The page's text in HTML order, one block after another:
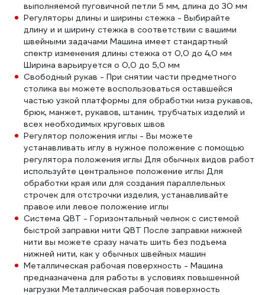
выполняемой пуговичной петли 5 мм, длина до 30 мм
Регуляторы длины и ширины стежка - Выбирайте
длину и и ширину стежка в соответствии с вашими
швейными задачами Машина имеет стандартный
спектр изменения длины стежка от 0,0 до 4,0 мм
Ширина варьируется о 0,0 до 5,0 мм
Свободный рукав - При снятии части предметного
столика вы можете воспользоваться оставшейся
частью узкой платформы для обработки низа рукавов,
брюк, манжет, рукавов, штанин, трубчатых изделий и
всех необходимых круговых швов
Регулятор положения иглы - Вы можете
устанавливать иглу в нужное положение с помощью
регулятора положения иглы Для обычных видов работ
используйте центральное положение иглы Для
обработки края или для создания параллельных
строчек для отстрочки изделия, устанавливайте
правое или левое положение иглы
Система QBT - Горизонтальный челнок с системой
быстрой заправки нити QBT После заправки нижней
нити вы можете сразу начать шить без подъема
нижней нити, как у обычных швейных машин
Металлическая рабочая поверхность - Машина
предназначена для работы в условиях повышенной
нагрузки Металлическая рабочая поверхность